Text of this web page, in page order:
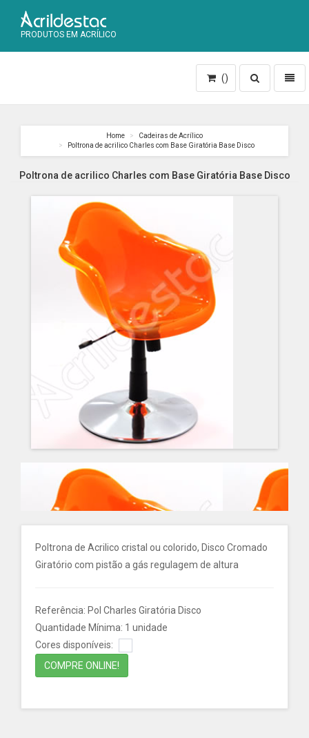
PRODUTOS EM ACRÍLICO
Toggle
search
()
Home
Cadeiras de Acrílico
Poltrona de acrilico Charles com Base Giratória Base Disco
Poltrona de acrilico Charles com Base Giratória Base Disco
Poltrona de Acrilico cristal ou colorido, Disco Cromado
Giratório com pistão a gás regulagem de altura
Referência: Pol Charles Giratória Disco
Quantidade Mínima: 1 unidade
Cores disponíveis:
COMPRE ONLINE!